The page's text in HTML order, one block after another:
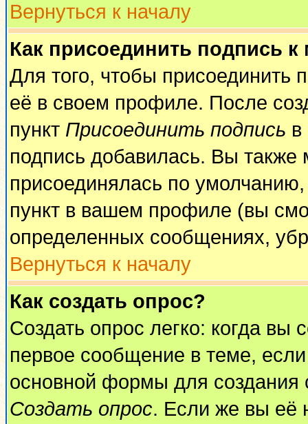
Вернуться к началу
Как присоединить подпись
Для того, чтобы присоединить
её в своем профиле. После
пункт Присоединить подпись
подпись добавилась. Вы также
присоединялась по
пункт в вашем профиле (вы
определенных сообщениях,
Вернуться к началу
Как создать опрос?
Создать опрос легко: когда вы
первое сообщение в теме,
основной формы для
Создать опрос. Если же вы её